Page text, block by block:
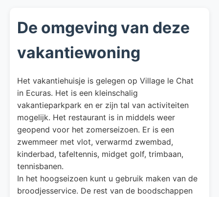
De omgeving van deze
vakantiewoning
Het vakantiehuisje is gelegen op Village le Chat
in Ecuras. Het is een kleinschalig
vakantieparkpark en er zijn tal van activiteiten
mogelijk. Het restaurant is in middels weer
geopend voor het zomerseizoen. Er is een
zwemmeer met vlot, verwarmd zwembad,
kinderbad, tafeltennis, midget golf, trimbaan,
tennisbanen.
In het hoogseizoen kunt u gebruik maken van de
broodjesservice. De rest van de boodschappen